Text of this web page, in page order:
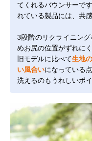
てくれるバウンサーで
れている製品には、共
3段階のリクライニン
めお尻の位置がずれに
旧モデルに比べて生地
い風合いになっている
洗えるのもうれしいポイ